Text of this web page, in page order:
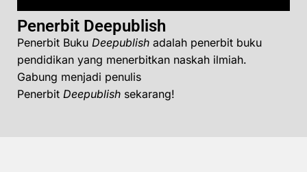
Penerbit Deepublish
Penerbit Buku Deepublish adalah penerbit buku
pendidikan yang menerbitkan naskah ilmiah.
Gabung menjadi penulis
Penerbit Deepublish sekarang!